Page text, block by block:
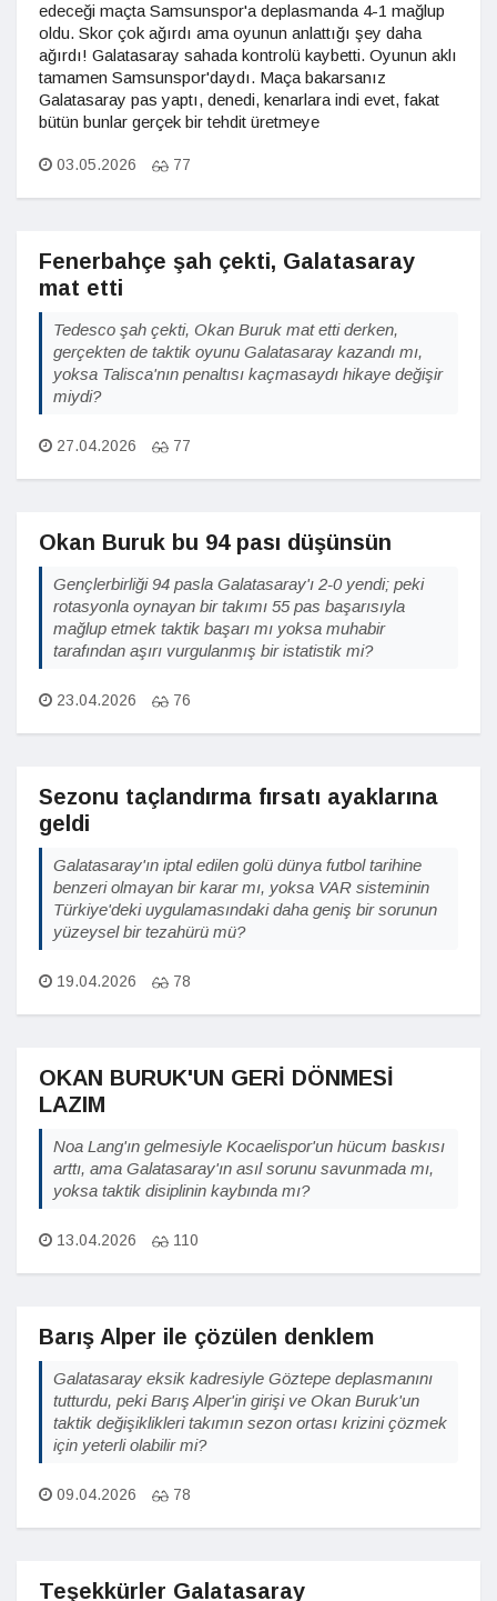
edeceği maçta Samsunspor'a deplasmanda 4-1 mağlup
oldu. Skor çok ağırdı ama oyunun anlattığı şey daha
ağırdı! Galatasaray sahada kontrolü kaybetti. Oyunun aklı
tamamen Samsunspor'daydı. Maça bakarsanız
Galatasaray pas yaptı, denedi, kenarlara indi evet, fakat
bütün bunlar gerçek bir tehdit üretmeye
03.05.2026 77
Fenerbahçe şah çekti, Galatasaray
mat etti
Tedesco şah çekti, Okan Buruk mat etti derken,
gerçekten de taktik oyunu Galatasaray kazandı mı,
yoksa Talisca'nın penaltısı kaçmasaydı hikaye değişir
miydi?
27.04.2026 77
Okan Buruk bu 94 pası düşünsün
Gençlerbirliği 94 pasla Galatasaray'ı 2-0 yendi; peki
rotasyonla oynayan bir takımı 55 pas başarısıyla
mağlup etmek taktik başarı mı yoksa muhabir
tarafından aşırı vurgulanmış bir istatistik mi?
23.04.2026 76
Sezonu taçlandırma fırsatı ayaklarına
geldi
Galatasaray'ın iptal edilen golü dünya futbol tarihine
benzeri olmayan bir karar mı, yoksa VAR sisteminin
Türkiye'deki uygulamasındaki daha geniş bir sorunun
yüzeysel bir tezahürü mü?
19.04.2026 78
OKAN BURUK'UN GERİ DÖNMESİ
LAZIM
Noa Lang'ın gelmesiyle Kocaelispor'un hücum baskısı
arttı, ama Galatasaray'ın asıl sorunu savunmada mı,
yoksa taktik disiplinin kaybında mı?
13.04.2026 110
Barış Alper ile çözülen denklem
Galatasaray eksik kadresiyle Göztepe deplasmanını
tutturdu, peki Barış Alper'in girişi ve Okan Buruk'un
taktik değişiklikleri takımın sezon ortası krizini çözmek
için yeterli olabilir mi?
09.04.2026 78
Teşekkürler Galatasaray